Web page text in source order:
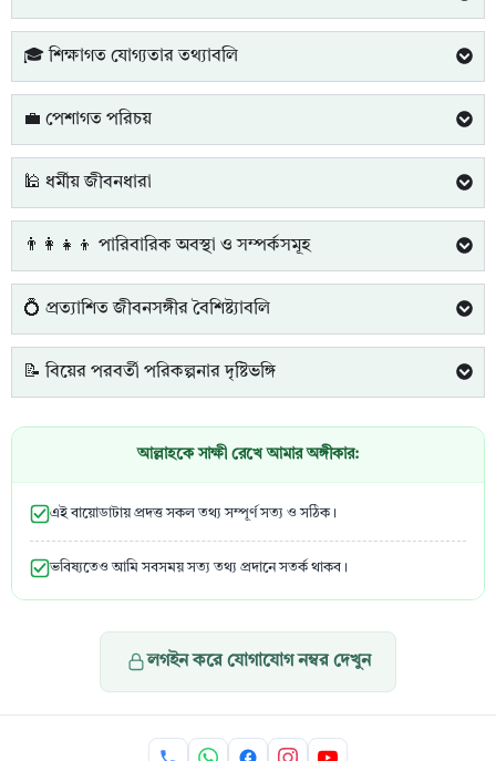
🎓 শিক্ষাগত যোগ্যতার তথ্যাবলি
💼 পেশাগত পরিচয়
🕌 ধর্মীয় জীবনধারা
👨‍👩‍👧‍👦 পারিবারিক অবস্থা ও সম্পর্কসমূহ
💍 প্রত্যাশিত জীবনসঙ্গীর বৈশিষ্ট্যাবলি
📝 বিয়ের পরবর্তী পরিকল্পনার দৃষ্টিভঙ্গি
আল্লাহকে সাক্ষী রেখে আমার অঙ্গীকার:
এই বায়োডাটায় প্রদত্ত সকল তথ্য সম্পূর্ণ সত্য ও সঠিক।
ভবিষ্যতেও আমি সবসময় সত্য তথ্য প্রদানে সতর্ক থাকব।
লগইন করে যোগাযোগ নম্বর দেখুন